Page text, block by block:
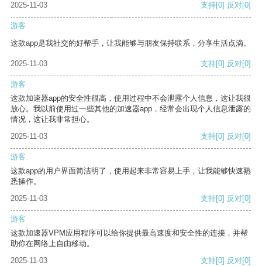
2025-11-03
支持[0] 反对[0]
游客
这款app是我社交的好帮手，让我能够与朋友保持联系，分享生活点滴。
2025-11-03 支持[0] 反对[0]
游客
这款加速器app的安全性很高，使用过程中不会泄露个人信息，这让我很
放心。我以前使用过一些其他的加速器app，经常会出现个人信息泄露的
情况，这让我非常担心。
2025-11-03
支持[0] 反对[0]
游客
这款app的用户界面简洁明了，使用起来非常容易上手，让我能够快速熟
悉操作。
2025-11-03
支持[0] 反对[0]
游客
这款加速器VPM应用程序可以给你提供最高速度和安全性的连接，并帮
助你在网络上自由移动。
2025-11-03
支持[0] 反对[0]